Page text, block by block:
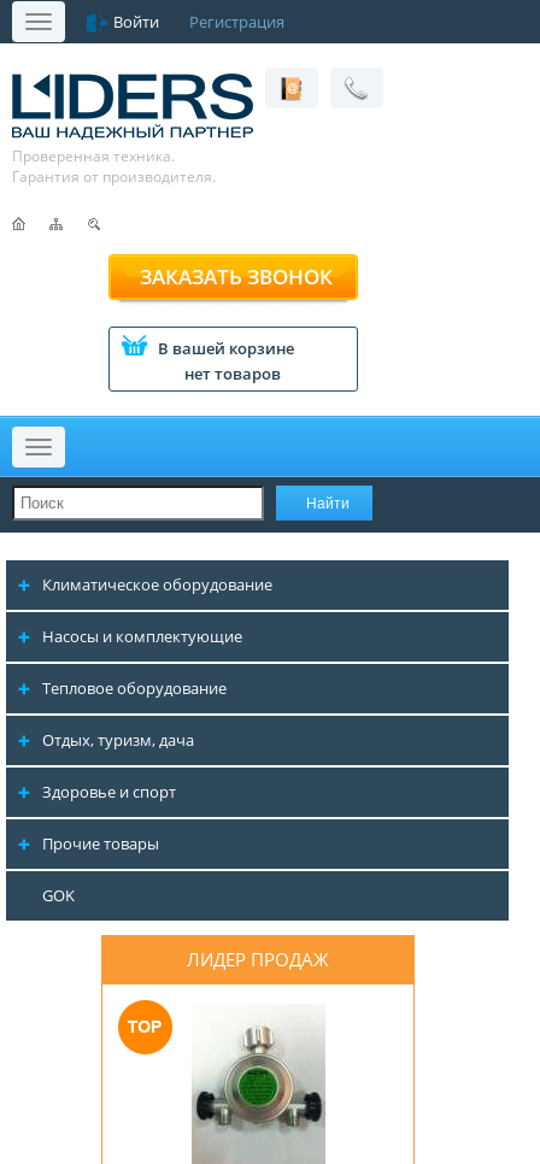
Меню Войти Регистрация
Проверенная техника.
Гарантия от производителя.
ЗАКАЗАТЬ ЗВОНОК
В вашей корзине
нет товаров
Меню
Климатическое оборудование
Насосы и комплектующие
Тепловое оборудование
Отдых, туризм, дача
Здоровье и спорт
Прочие товары
GOK
ЛИДЕР ПРОДАЖ